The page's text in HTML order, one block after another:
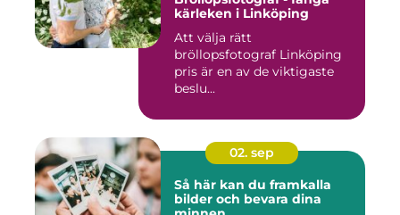
kärleken i Linköping
Att välja rätt
bröllopsfotograf Linköping
pris är en av de viktigaste
beslu...
02. sep
Så här kan du framkalla
bilder och bevara dina